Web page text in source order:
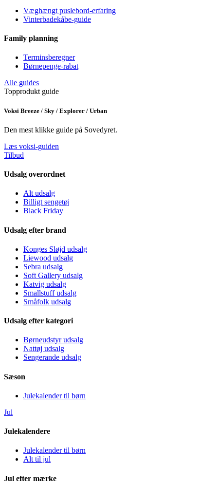
Væghængt puslebord-erfaring
Vinterbadekåbe-guide
Family planning
Terminsberegner
Børnepenge-rabat
Alle guides
Topprodukt guide
Voksi Breeze / Sky / Explorer / Urban
Den mest klikke guide på Sovedyret.
Læs voksi-guiden
Tilbud
Udsalg overordnet
Alt udsalg
Billigt sengetøj
Black Friday
Udsalg efter brand
Konges Sløjd udsalg
Liewood udsalg
Sebra udsalg
Soft Gallery udsalg
Katvig udsalg
Smallstuff udsalg
Småfolk udsalg
Udsalg efter kategori
Børneudstyr udsalg
Nattøj udsalg
Sengerande udsalg
Sæson
Julekalender til børn
Jul
Julekalendere
Julekalender til børn
Alt til jul
Jul efter mærke